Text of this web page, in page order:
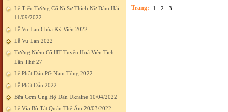
Lễ Tiểu Tường Cố Ni Sư Thích Nữ Đàm Hải
11/09/2022
Lễ Vu Lan Chùa Kỳ Viên 2022
Lễ Vu Lan 2022
Tưởng Niệm Cố HT Tuyên Hoá Viên Tịch
Lần Thứ 27
Lễ Phật Đản PG Nam Tông 2022
Lễ Phật Đản 2022
Bữa Cơm Ủng Hộ Dân Ukraine 10/04/2022
Lễ Vía Bồ Tát Quán Thế Âm 20/03/2022
Trang: 1 2 3